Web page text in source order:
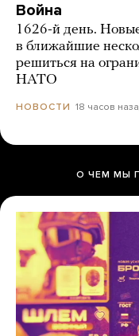
Война
1626-й день.
в ближайшие
решиться на
НАТО
НОВОСТИ 18 часов
О ЧЕМ МЫ